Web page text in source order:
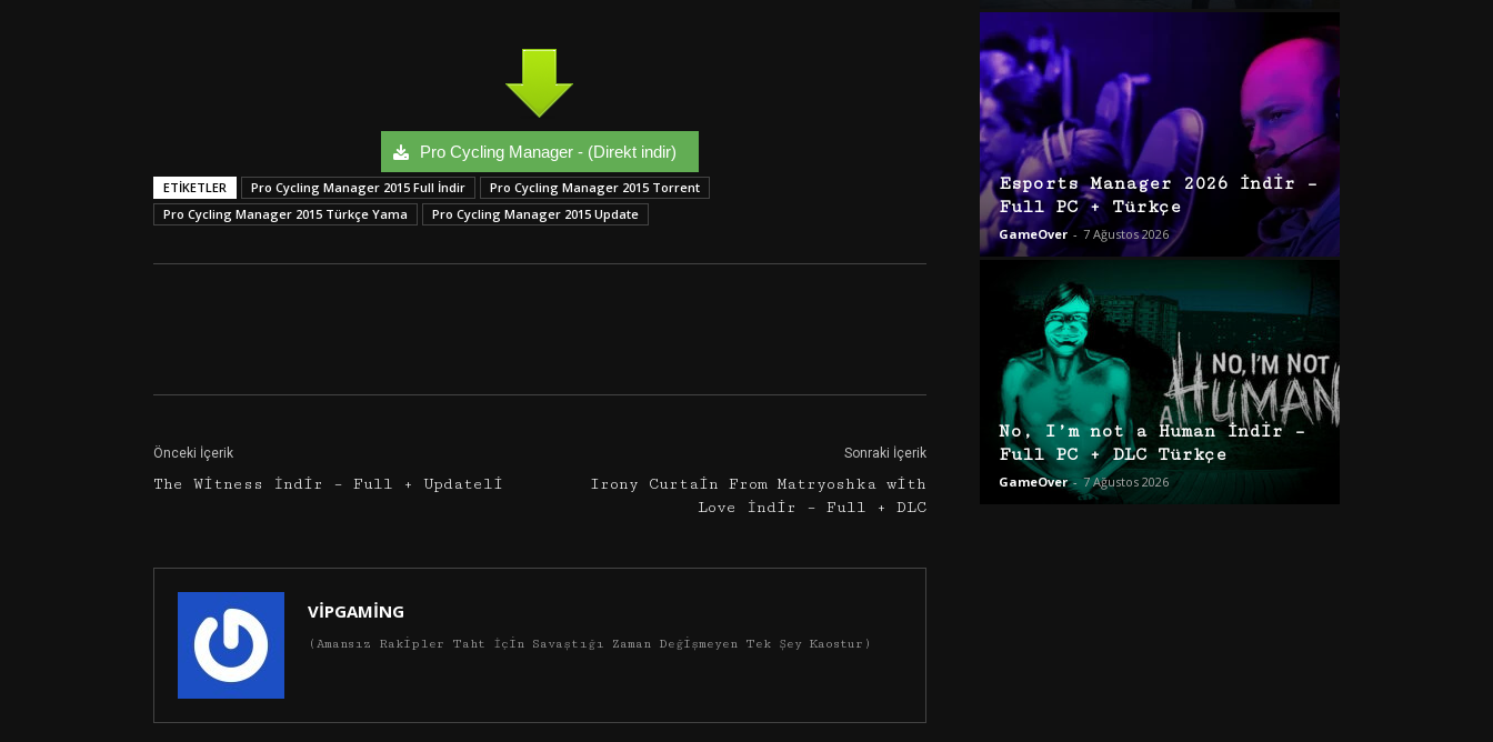
Pro Cycling Manager - (Direkt indir)
ETIKETLER Pro Cycling Manager 2015 Full İndir
Pro Cycling Manager 2015 Torrent
Pro Cycling Manager 2015 Türkçe Yama
Pro Cycling Manager 2015 Update
Önceki İçerik
The Witness İndir – Full + Updateli
Sonraki İçerik
Irony Curtain From Matryoshka with
Love İndir – Full + DLC
VİPGAMİNG
(Amansız Rakipler Taht İçin Savaştığı Zaman Değişmeyen Tek Şey Kaostur)
Esports Manager 2026 İndir –
Full PC + Türkçe
GameOver - 7 Ağustos 2026
No, I’m not a Human İndir –
Full PC + DLC Türkçe
GameOver - 7 Ağustos 2026